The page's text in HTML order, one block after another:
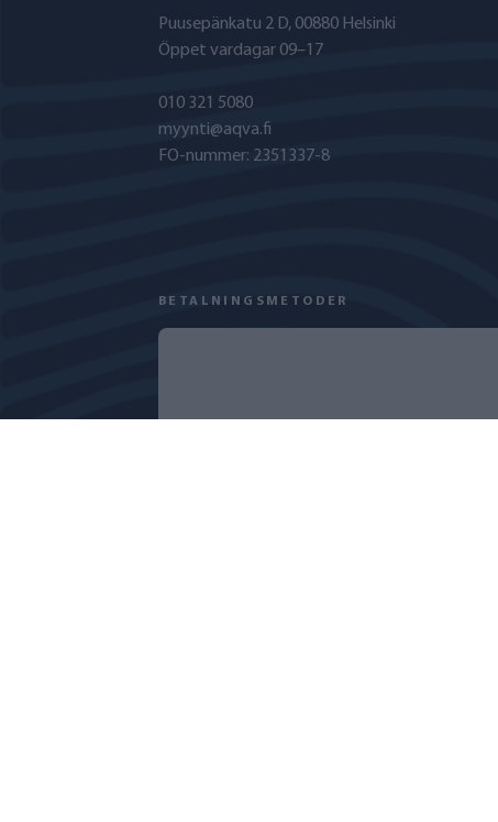
Puusepänkatu 2 D, 00880 Helsinki
Öppet vardagar 09–17
010 321 5080
myynti@aqva.fi
FO-nummer: 2351337-8
BETALNINGSMETODER